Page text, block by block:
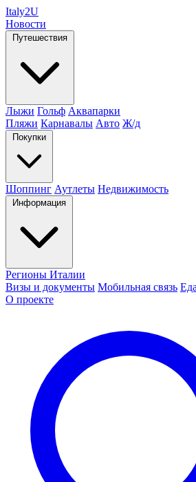
Italy2U
Новости
Путешествия
Лыжи Гольф Аквапарки
Пляжи Карнавалы Авто Ж/д
Покупки
Шоппинг Аутлеты Недвижимость
Информация
Регионы Италии
Визы и документы Мобильная связь
О проекте